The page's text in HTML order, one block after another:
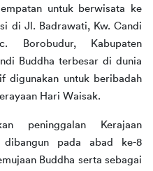
untuk berwisata ke
di Jl. Badrawati, Kw. Candi
Borobudur, Kabupaten
Buddha terbesar di dunia
digunakan untuk beribadah
Hari Waisak.
peninggalan Kerajaan
pada abad ke-8
Buddha serta sebagai